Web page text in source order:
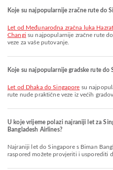
Koje su najpopularnije zračne rute do
let od Međunarodna zračna luka Hazrat Shahjalal do Zračna luka Singapur
Changi su najpopularnije zračne rute
veze za vaše putovanje.
Koje su najpopularnije gradske rute do
let od Dhaka do Singapore su
rute nude praktične veze iz većih
U koje vrijeme polazi najraniji let za
Bangladesh Airlines?
Najraniji let do Singapore s Biman Bangladesh Airlines polijeće u 08:25. Ovaj
raspored možete provjeriti i usporediti